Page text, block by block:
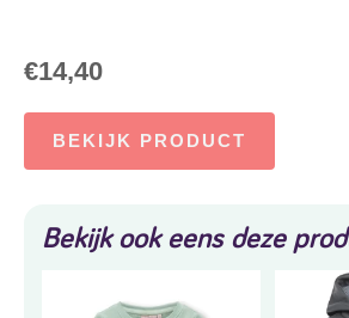
€14,40
BEKIJK PRODUCT
Bekijk ook eens deze